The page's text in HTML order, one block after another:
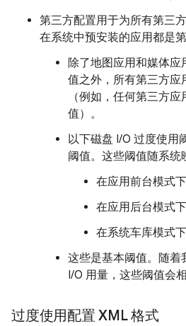
第三方配置用于为所有第三
在系统中预安装的应用都是第
除了地图应用和媒体
值之外，所有第三方应
（例如，任何第三方
值）。
以下磁盘 I/O 过度使用
阈值。这些阈值随系统
在应用前台模式
在应用后台模式
在系统车库模式
这些是基本阈值。随着
I/O 用量，这些阈值会相
过度使用配置 XML 格式